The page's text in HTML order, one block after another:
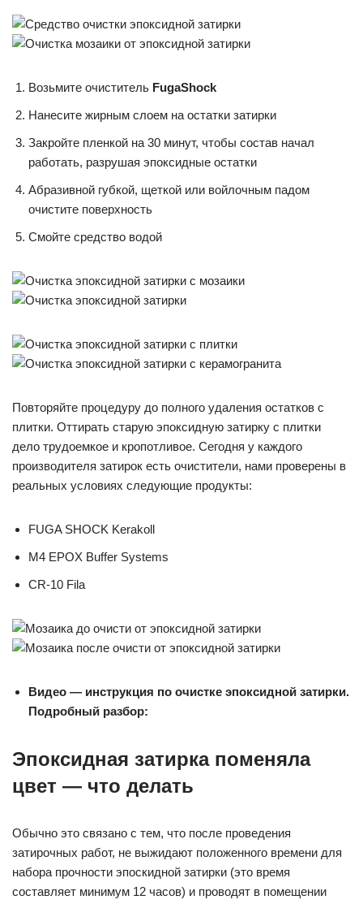
Возьмите очиститель FugaShock
Нанесите жирным слоем на остатки затирки
Закройте пленкой на 30 минут, чтобы состав начал
работать, разрушая эпоксидные остатки
Абразивной губкой, щеткой или войлочным падом
очистите поверхность
Смойте средство водой
Повторяйте процедуру до полного удаления остатков с
плитки. Оттирать старую эпоксидную затирку с плитки
дело трудоемкое и кропотливое. Сегодня у каждого
производителя затирок есть очистители, нами проверены в
реальных условиях следующие продукты:
FUGA SHOCK Kerakoll
M4 EPOX Buffer Systems
CR-10 Fila
Видео — инструкция по очистке эпоксидной затирки.
Подробный разбор:
Эпоксидная затирка поменяла
цвет — что делать
Обычно это связано с тем, что после проведения
затирочных работ, не выжидают положенного времени для
набора прочности эпоскидной затирки (это время
составляет минимум 12 часов) и проводят в помещении